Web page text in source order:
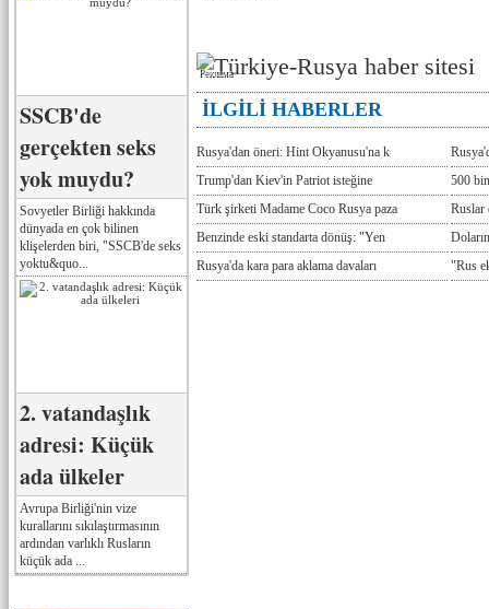
SSCB'de
gerçekten seks
yok muydu?
Sovyetler Birliği hakkında
dünyada en çok bilinen
klişelerden biri, "SSCB'de seks
yoktu&quo...
2. vatandaşlık
adresi: Küçük
ada ülkeler
Avrupa Birliği'nin vize
kurallarını sıkılaştırmasının
ardından varlıklı Rusların
küçük ada ...
Реклама
İLGİLİ HABERLER
Rusya'dan öneri: Hint Okyanusu'na k
Trump'dan Kiev'in Patriot isteğine
500
Türk şirketi Madame Coco Rusya paza
Ruslar
Benzinde eski standarta dönüş: "Yen
Rusya'da kara para aklama davaları
"Rus